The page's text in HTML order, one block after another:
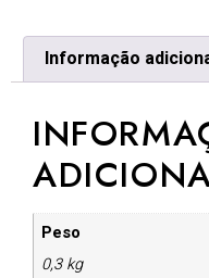
Informação
Peso
0,3 kg